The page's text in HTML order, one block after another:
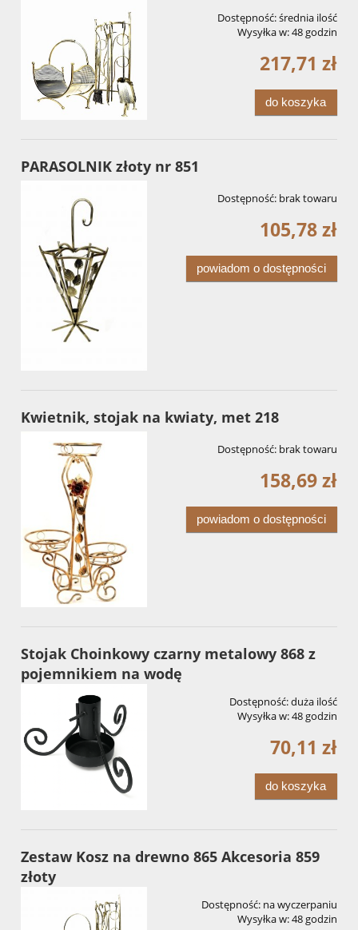
Dostępność:średnia ilość
Wysyłka w:48 godzin
217,71 zł
do koszyka
PARASOLNIK złoty nr 851
Dostępność: brak towaru
105,78 zł
powiadom o dostępności
Kwietnik, stojak na kwiaty, met 218
Dostępność: brak towaru
158,69 zł
powiadom o dostępności
Stojak Choinkowy czarny metalowy 868 z
pojemnikiem na wodę
Dostępność:duża ilość
Wysyłka w:48 godzin
70,11 zł
do koszyka
Zestaw Kosz na drewno 865 Akcesoria 859
złoty
Dostępność: na wyczerpaniu
Wysyłka w:48 godzin